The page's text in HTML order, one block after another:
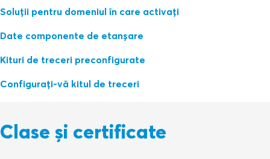
Soluții pentru domeniul în care activați
Date componente de etanșare
Kituri de treceri preconfigurate
Configurați-vă kitul de treceri
Clase și certificate